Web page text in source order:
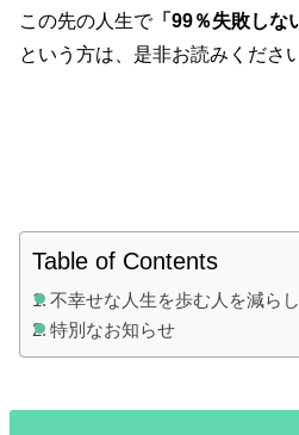
この先の人生で「99％失敗しな
という方は、是非お読みくださ
Table of Contents
不幸せな人生を歩む人を減ら
特別なお知らせ